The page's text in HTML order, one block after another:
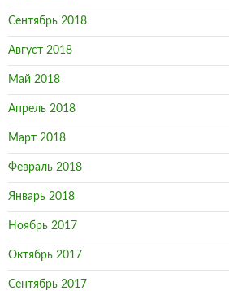
Сентябрь 2018
Август 2018
Май 2018
Апрель 2018
Март 2018
Февраль 2018
Январь 2018
Ноябрь 2017
Октябрь 2017
Сентябрь 2017